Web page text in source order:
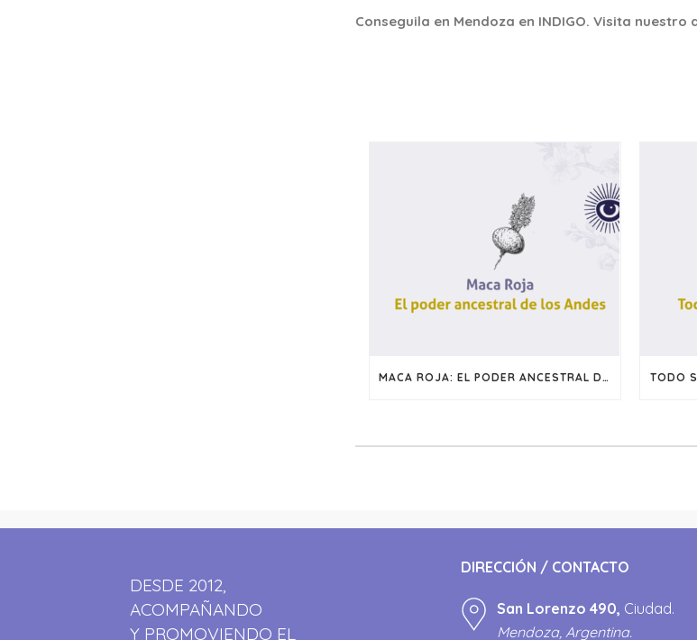
Conseguila en Mendoza en INDIGO. Visita
MACA ROJA: EL PODER ANCESTRAL DE LOS ANDES TODO
DESDE 2012,
ACOMPAÑANDO
Y PROMOVIENDO EL
DIRECCIÓN / CONTACTO
San Lorenzo 490, Ciudad.
Mendoza, Argentina.